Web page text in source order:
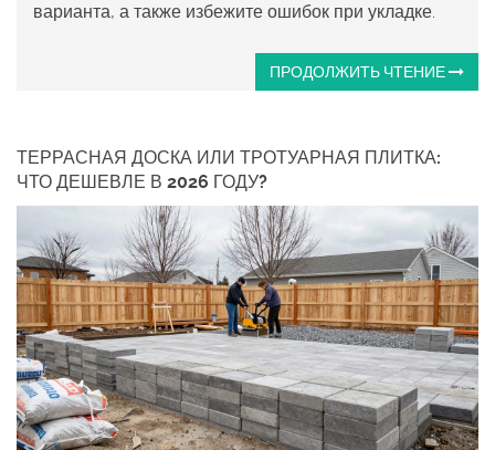
варианта, а также избежите ошибок при укладке.
ПРОДОЛЖИТЬ ЧТЕНИЕ
ТЕРРАСНАЯ ДОСКА ИЛИ ТРОТУАРНАЯ ПЛИТКА:
ЧТО ДЕШЕВЛЕ В 2026 ГОДУ?